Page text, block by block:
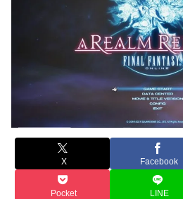
X Facebook
Pocket LINE